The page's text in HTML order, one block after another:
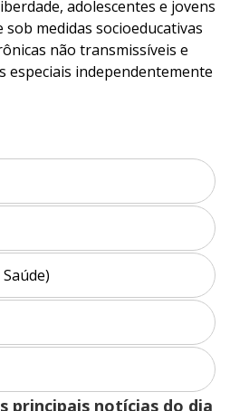
adolescentes e jovens
sob medidas socioeducativas
não transmissíveis e
especiais independentemente
principais notícias do dia